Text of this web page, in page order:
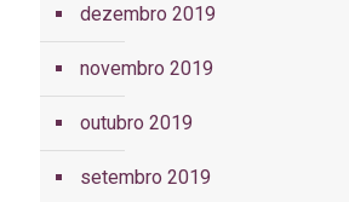
dezembro 2019
novembro 2019
outubro 2019
setembro 2019